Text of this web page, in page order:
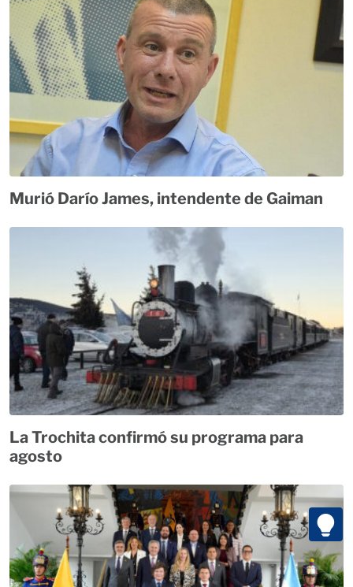
Murió Darío James, intendente de Gaiman
La Trochita confirmó su programa para
agosto